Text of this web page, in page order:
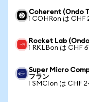
Coherent (Ondo
1 COHRon は CHF
Rocket Lab
1 RKLBon は CHF
Super Micro
フラン
1 SMCIon は CHF